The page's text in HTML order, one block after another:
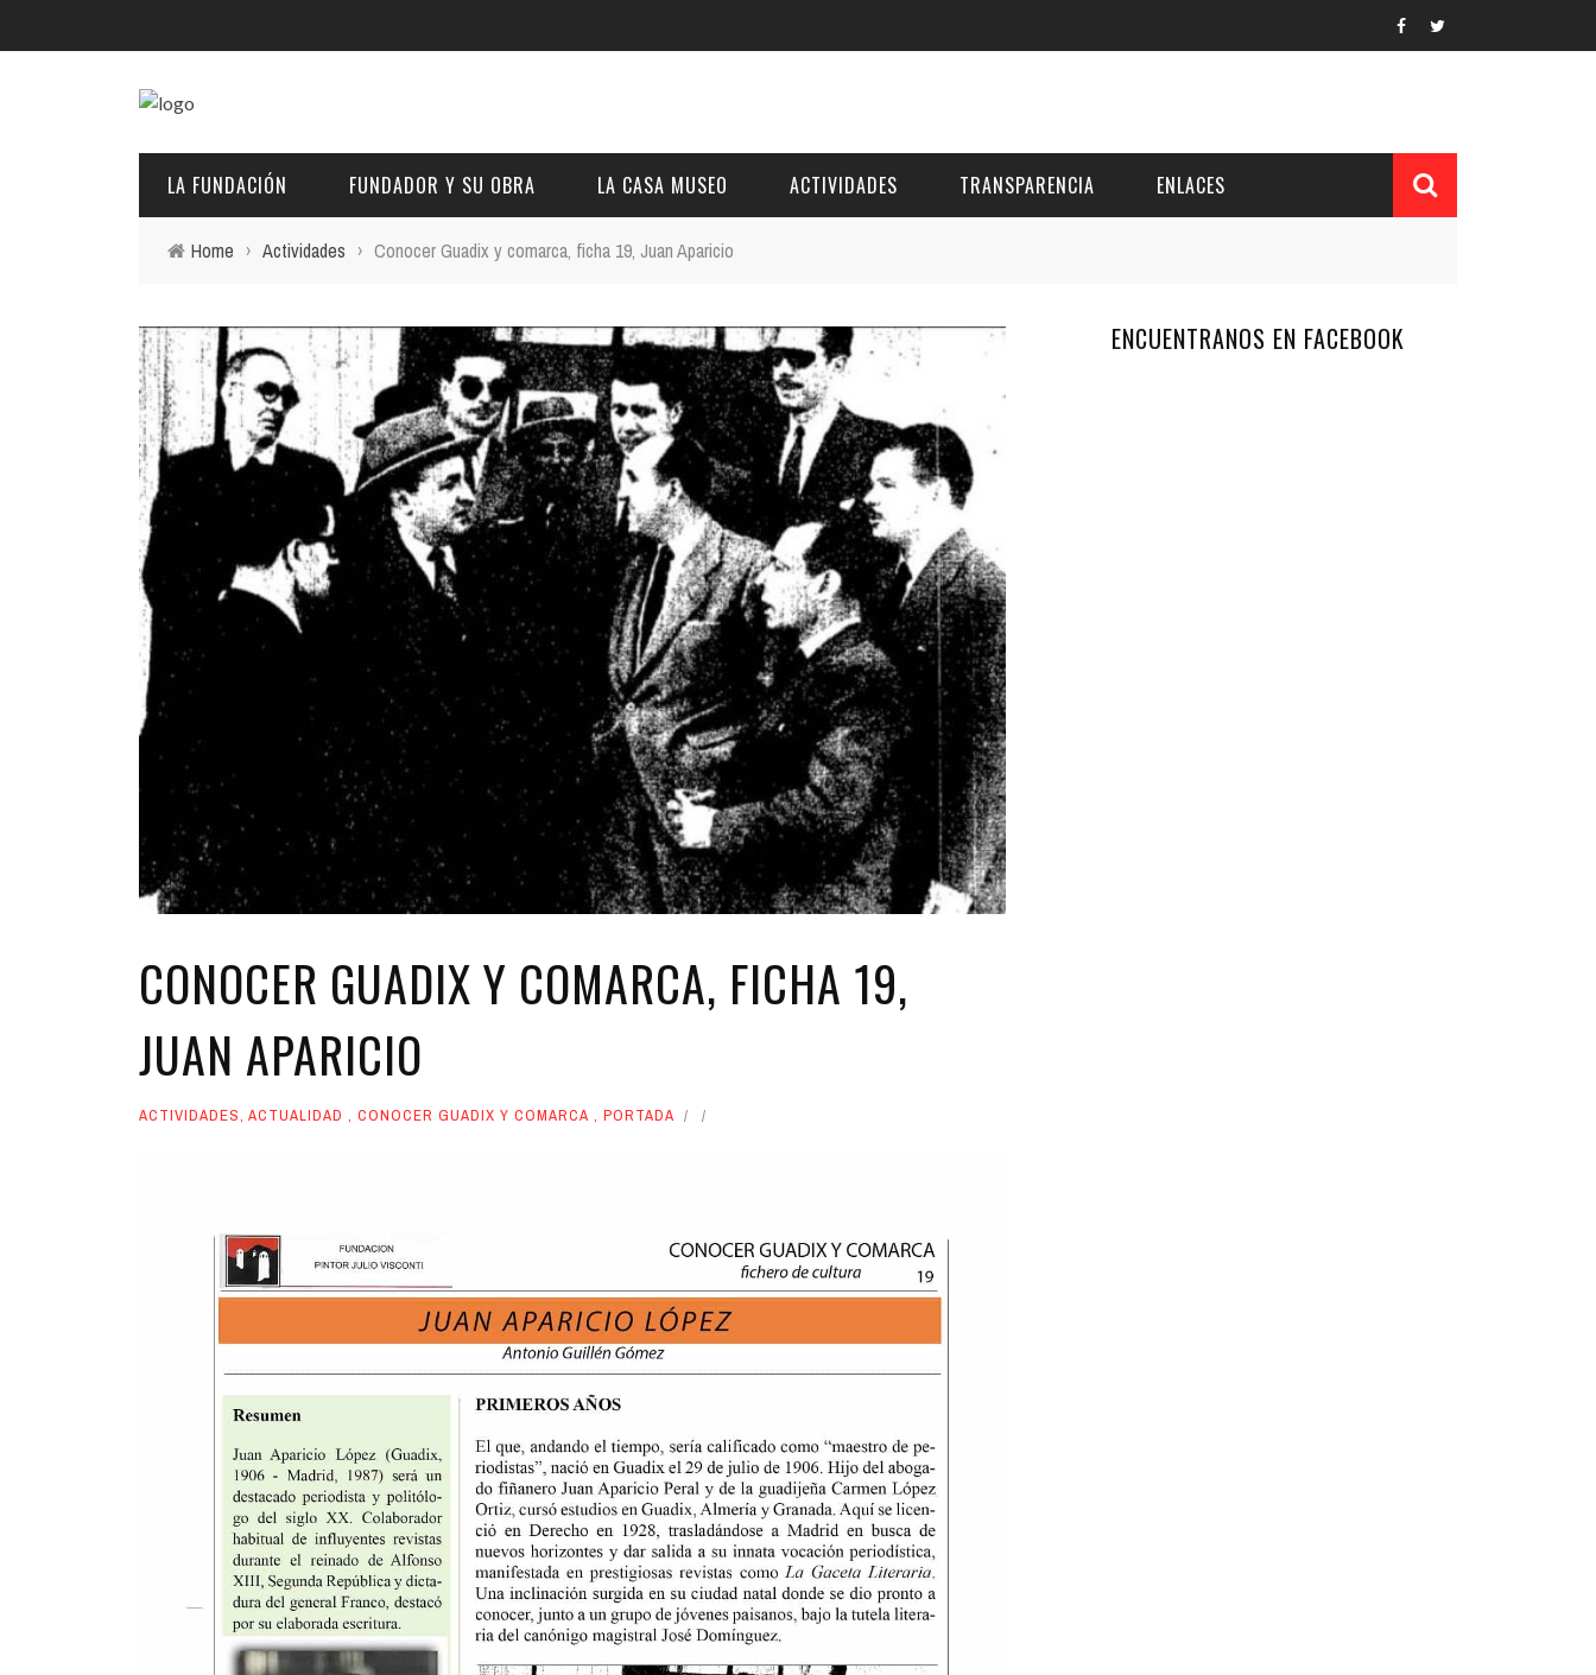
LA FUNDACIÓN
FINES
EL PATRONATO: COMPETENCIAS Y COMPOSICIÓN ACTUAL
FUNDADOR Y SU OBRA
PINTURAS
LA CASA MUSEO
VIDEOS
GALERÍA
FOTOMONTAJES
ACTIVIDADES
OTRAS ACTIVIDADES DE ÁMBITO COMARCAL Y PROVINCIAL
TRANSPARENCIA
REUNIONES Y ACUERDOS DEL PATRONATO
OTRA INFORMACIÓN DE INTERÉS
ENLACES
Home › Actividades › Conocer Guadix y comarca, ficha 19, Juan Aparicio
CONOCER GUADIX Y COMARCA, FICHA 19,
JUAN APARICIO
ACTIVIDADES, ACTUALIDAD , CONOCER GUADIX Y COMARCA , PORTADA
ENCUENTRANOS EN FACEBOOK